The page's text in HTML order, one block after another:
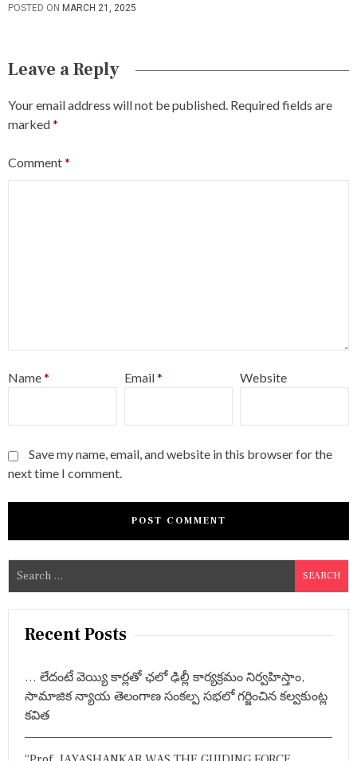
POSTED ON MARCH 21, 2025
Leave a Reply
Your email address will not be published. Required fields are
marked*
Comment*
Name* Email* Website
Save my name, email, and website in this browser for the
next time I comment.
e
a
Recent Posts
… లేదంటే వెయ్యి కార్లతో ఛలో ఢిల్లీ కార్యక్రమం నిర్వహిస్తాం,
సామాజిక న్యాయ తెలంగాణ సంకల్ప సభలో గర్జించిన కల్వకుంట్ల
కవిత